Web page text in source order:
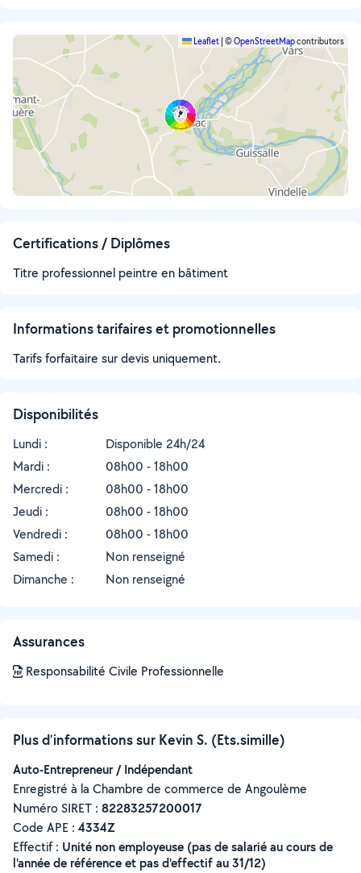
Leaflet ©OpenStreetMapcontributors
Certifications / Diplômes
Titre professionnel peintre en bâtiment
Informations tarifaires et promotionnelles
Tarifs forfaitaire sur devis uniquement.
Disponibilités
Lundi :
Disponible 24h/24
Mardi :
08h00 - 18h00
Mercredi :
08h00 - 18h00
Jeudi :
08h00 - 18h00
Vendredi :
08h00 - 18h00
Samedi :
Non renseigné
Dimanche :
Non renseigné
Assurances
Responsabilité Civile Professionnelle
Plus d’informations sur Kevin S. (Ets.simille)
Auto-Entrepreneur / Indépendant
Enregistré à la Chambre de commerce de Angoulème
Numéro SIRET : ‍82283257200017
Code APE : 4334Z
Effectif : Unité non employeuse (pas de salarié au cours de
l'année de référence et pas d'effectif au 31/12)